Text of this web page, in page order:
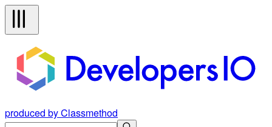
produced by Classmethod